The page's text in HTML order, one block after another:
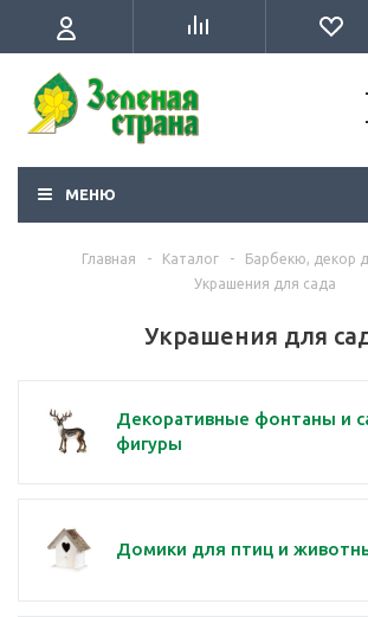
МЕНЮ
Главная - Каталог - Барбекю, декор
Украшения для сада
Украшения для
Декоративные фонтаны и
фигуры
Домики для птиц и